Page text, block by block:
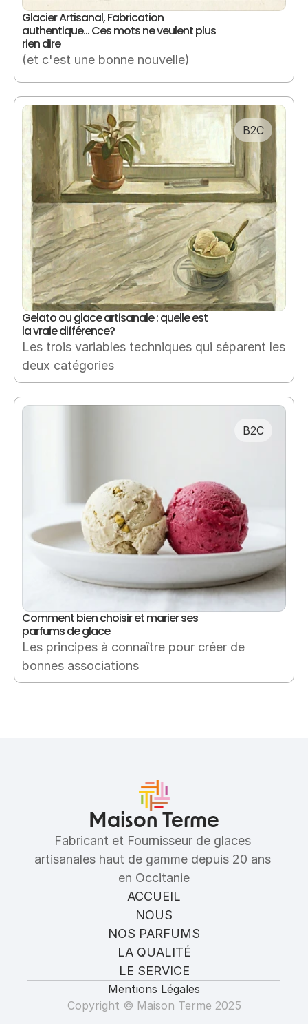
Glacier Artisanal, Fabrication
authentique… Ces mots ne veulent plus
rien dire
(et c'est une bonne nouvelle)
B2C
Gelato ou glace artisanale : quelle est
la vraie différence?
Les trois variables techniques qui séparent les
deux catégories
B2C
Comment bien choisir et marier ses
parfums de glace
Les principes à connaître pour créer de
bonnes associations
Maison Terme
Fabricant et Fournisseur de glaces
artisanales haut de gamme depuis 20 ans
en Occitanie
ACCUEIL
NOUS
NOS PARFUMS
LA QUALITÉ
LE SERVICE
Mentions Légales
Copyright © Maison Terme 2025